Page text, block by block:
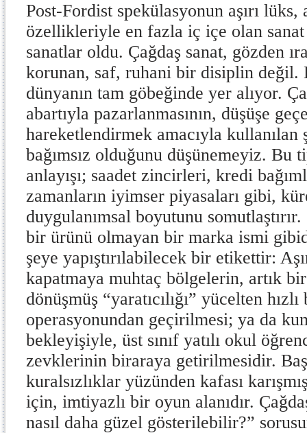
Post-Fordist spekülasyonun aşırı
özellikleriyle en fazla iç içe olan sanat
sanatlar oldu. Çağdaş sanat, gözden
korunan, saf, ruhani bir disiplin değil.
dünyanın tam göbeğinde yer alıyor.
abartıyla pazarlanmasının, düşüşe
hareketlendirmek amacıyla
bağımsız olduğunu düşünemeyiz. Bu
anlayışı; saadet zincirleri, kredi
zamanların iyimser piyasaları gibi,
duygulanımsal boyutunu
bir ürünü olmayan bir marka ismi
şeye yapıştırılabilecek bir etikettir:
kapatmaya muhtaç bölgelerin, artık
dönüşmüş “yaratıcılığı” yücelten
operasyonundan geçirilmesi; ya da
bekleyişiyle, üst sınıf yatılı okul
zevklerinin biraraya getirilmesidir.
kuralsızlıklar yüzünden kafası
için, imtiyazlı bir oyun alanıdır.
nasıl daha güzel gösterilebilir?”